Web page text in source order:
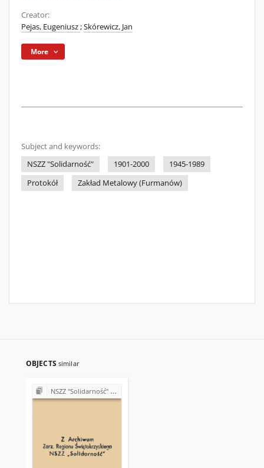
Creator:
Pejas, Eugeniusz;Skórewicz, Jan
More
Subject and keywords:
NSZZ "Solidarność"
1901-2000
1945-1989
Protokół
Zakład Metalowy (Furmanów)
OBJECTS similar
NSZZ "Solidarność" w różnych zakładach pracy objętych działalnością Zarządu Regionu Świętokrzyskiego